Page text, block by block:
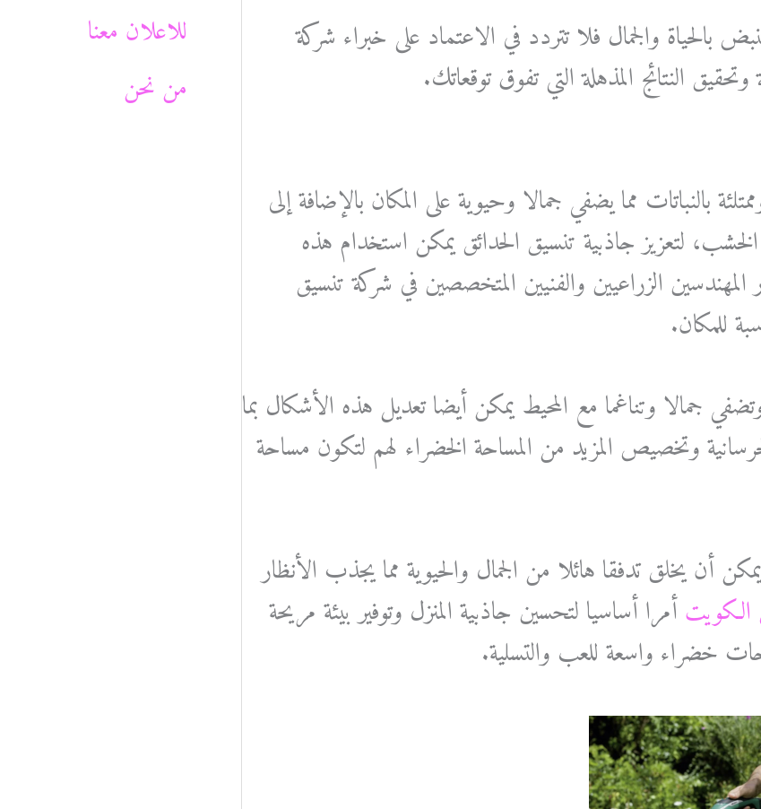
والجمال فلا تتردد في الاعتماد على خبراء شركة
النتائج المذهلة التي تفوق توقعاتك.
مما يضفي جمالا وحيوية على المكان بالإضافة إلى
لتعزيز جاذبية تنسيق الحدائق يمكن استخدام هذه
الزراعيين والفنيين المتخصصين في شركة تنسيق
للمكان.
جمالا وتناغما مع المحيط يمكن أيضا تعديل هذه الأشكال بما
وتخصيص المزيد من المساحة الخضراء لهم لتكون مساحة
أن يخلق تدفقا هائلا من الجمال والحيوية مما يجذب الأنظار
الكويتأمرا أساسيا لتحسين جاذبية المنزل وتوفير بيئة مريحة
خضراء واسعة للعب والتسلية.
للاعلان معنا
من نحن